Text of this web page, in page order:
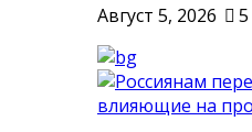
Август 5, 2026 5